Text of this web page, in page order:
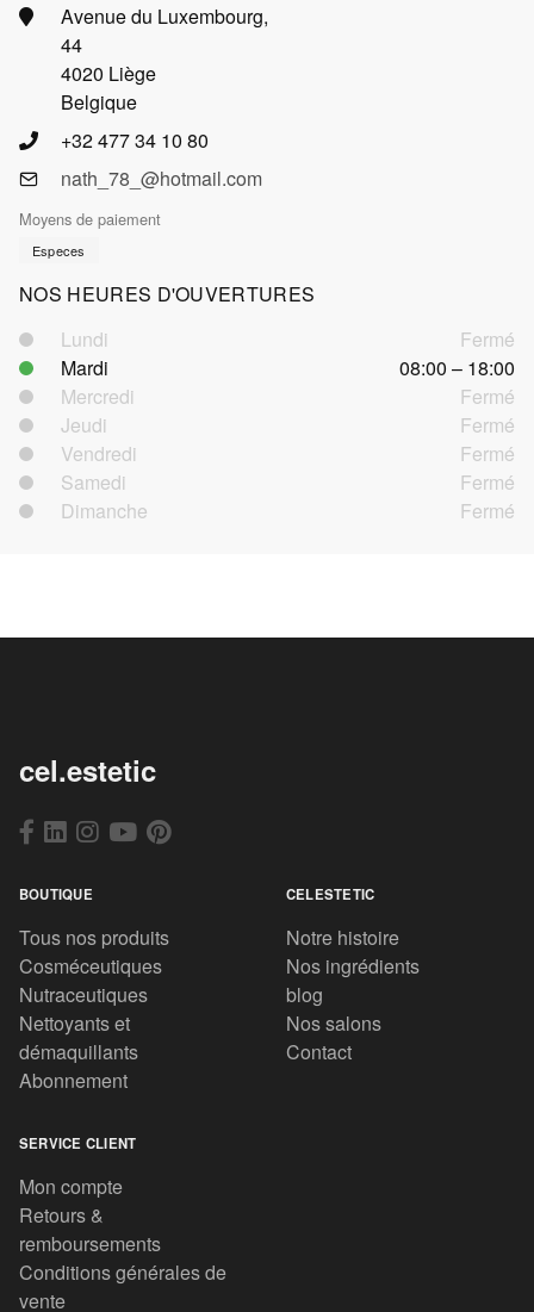
Avenue du Luxembourg,
44
4020 Liège
Belgique
+32 477 34 10 80
nath_78_@hotmail.com
Moyens de paiement
Especes
NOS HEURES D'OUVERTURES
Lundi
Fermé
Mardi
08:00 – 18:00
Mercredi
Fermé
Jeudi
Fermé
Vendredi
Fermé
Samedi
Fermé
Dimanche
Fermé
cel.estetic
BOUTIQUE
Tous nos produits
Cosméceutiques
Nutraceutiques
Nettoyants et
démaquillants
Abonnement
CELESTETIC
Notre histoire
Nos ingrédients
blog
Nos salons
Contact
SERVICE CLIENT
Mon compte
Retours &
remboursements
Conditions générales de
vente